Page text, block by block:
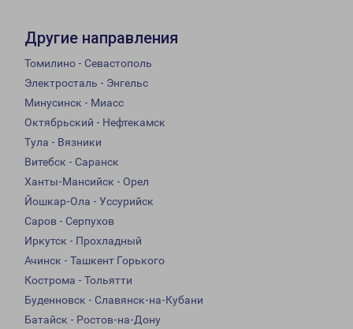
Другие направления
Томилино - Севастополь
Электросталь - Энгельс
Минусинск - Миасс
Октябрьский - Нефтекамск
Тула - Вязники
Витебск - Саранск
Ханты-Мансийск - Орел
Йошкар-Ола - Уссурийск
Саров - Серпухов
Иркутск - Прохладный
Ачинск - Ташкент Горького
Кострома - Тольятти
Буденновск - Славянск-на-Кубани
Батайск - Ростов-на-Дону